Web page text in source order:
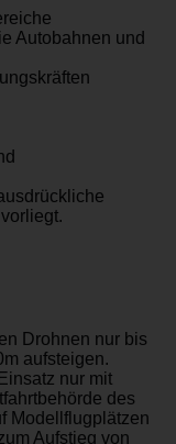
Autobahnen und
Drohnen nur bis
aufsteigen.
nur mit
des
Modellflugplätzen
Aufstieg von